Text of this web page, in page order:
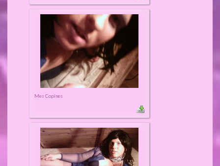
Mes Copines